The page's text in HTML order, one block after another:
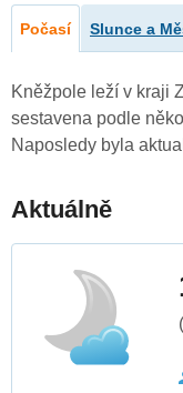
Počasí Slunce a
Kněžpole leží v kraji
sestavena podle
Naposledy byla
Aktuálně